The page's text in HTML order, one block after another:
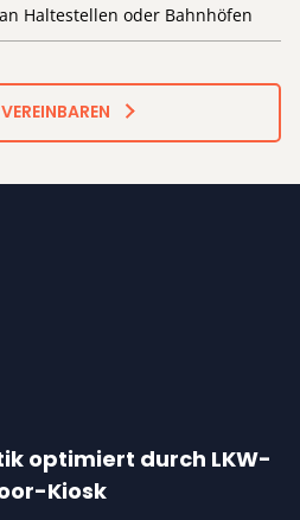
Haltestellen oder Bahnhöfen
optimiert durch LKW-
Kiosk